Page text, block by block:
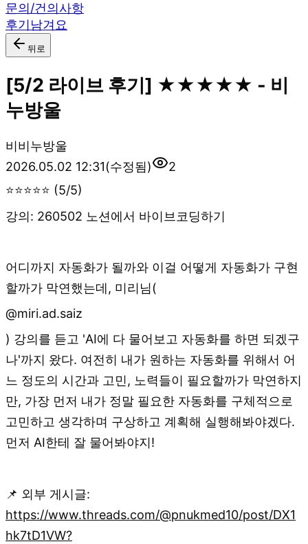
문의/건의사항
후기남겨요
뒤로
[5/2 라이브 후기] ★★★★★ - 비
누방울
비비누방울
2026.05.02 12:31(수정됨)
2
⭐⭐⭐⭐⭐ (5/5)
강의: 260502 노션에서 바이브코딩하기
어디까지 자동화가 될까와 이걸 어떻게 자동화가 구현
할까가 막연했는데, 미리님(
@miri.ad.saiz
) 강의를 듣고 'AI에 다 물어보고 자동화를 하면 되겠구
나'까지 왔다. 여전히 내가 원하는 자동화를 위해서 어
느 정도의 시간과 고민, 노력들이 필요할까가 막연하지
만, 가장 먼저 내가 정말 필요한 자동화를 구체적으로
고민하고 생각하며 구상하고 계획해 실행해봐야겠다.
먼저 AI한테 잘 물어봐야지!
📌 외부 게시글:
https://www.threads.com/@pnukmed10/post/DX1
hk7tD1VW?